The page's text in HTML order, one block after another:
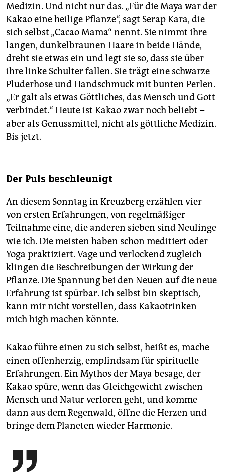
Medizin. Und nicht nur das. „Für die Maya war der
Kakao eine heilige Pflanze“, sagt Serap Kara, die
sich selbst „Cacao Mama“ nennt. Sie nimmt ihre
langen, dunkelbraunen Haare in beide Hände,
dreht sie etwas ein und legt sie so, dass sie über
ihre linke Schulter fallen. Sie trägt eine schwarze
Pluderhose und Handschmuck mit bunten Perlen.
„Er galt als etwas Göttliches, das Mensch und Gott
verbindet.“ Heute ist Kakao zwar noch beliebt –
aber als Genussmittel, nicht als göttliche Medizin.
Bis jetzt.
Der Puls beschleunigt
An diesem Sonntag in Kreuzberg erzählen vier
von ersten Erfahrungen, von regelmäßiger
Teilnahme eine, die anderen sieben sind Neulinge
wie ich. Die meisten haben schon meditiert oder
Yoga praktiziert. Vage und verlockend zugleich
klingen die Beschreibungen der Wirkung der
Pflanze. Die Spannung bei den Neuen auf die neue
Erfahrung ist spürbar. Ich selbst bin skeptisch,
kann mir nicht vorstellen, dass Kakaotrinken
mich high machen könnte.
Kakao führe einen zu sich selbst, heißt es, mache
einen offenherzig, empfindsam für spirituelle
Erfahrungen. Ein Mythos der Maya besage, der
Kakao spüre, wenn das Gleichgewicht zwischen
Mensch und ­Natur verloren geht, und komme
dann aus dem Regenwald, öffne die Herzen und
bringe dem Planeten wieder Harmonie.
